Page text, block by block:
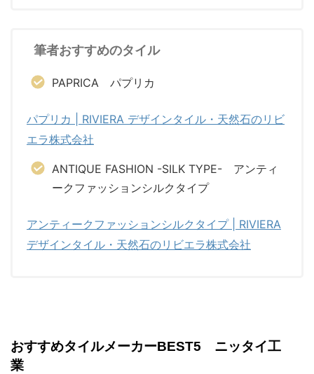
筆者おすすめのタイル
PAPRICA パプリカ
パプリカ | RIVIERA デザインタイル・天然石のリビ
エラ株式会社
ANTIQUE FASHION -SILK TYPE- アンティ
ークファッションシルクタイプ
アンティークファッションシルクタイプ | RIVIERA
デザインタイル・天然石のリビエラ株式会社
おすすめタイルメーカーBEST5 ニッタイ工
業